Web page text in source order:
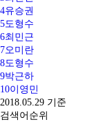
4유승권
5도형수
6최민근
7오미란
8도형수
9박근하
10이영민
2018.05.29 기준
검색어순위